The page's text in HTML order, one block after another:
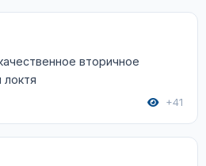
вторичное
локтя
+41